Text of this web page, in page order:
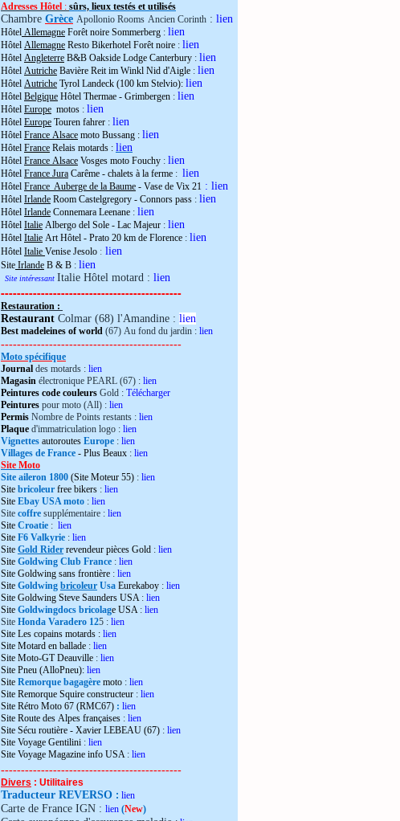
Adresses Hôtel : sûrs, lieux testés et utilisés
Chambre Grèce Apollonio Rooms Ancien Corinth : lien
Hôtel Allemagne Forêt noire Sommerberg : lien
Hôtel Allemagne Resto Bikerhotel Forêt noire : lien
Hôtel Angleterre B&B Oakside Lodge Canterbury : lien
Hôtel Autriche Bavière Reit im Winkl Nid d'Aigle : lien
Hôtel Autriche Tyrol Landeck (100 km Stelvio): lien
Hôtel Belgique Hôtel Thermae - Grimbergen : lien
Hôtel Europe motos : lien
Hôtel Europe Touren fahrer : lien
Hôtel France Alsace moto Bussang : lien
Hôtel France Relais motards : lien
Hôtel France Alsace Vosges moto Fouchy : lien
Hôtel France Jura Carême - chalets à la ferme : lien
Hôtel France Auberge de la Baume - Vase de Vix 21 : lien
Hôtel Irlande Room Castelgregory - Connors pass : lien
Hôtel Irlande Connemara Leenane : lien
Hôtel Italie Albergo del Sole - Lac Majeur : lien
Hôtel Italie Art Hôtel - Prato 20 km de Florence : lien
Hôtel Italie Venise Jesolo : lien
Site Irlande B & B : lien
Site intéressant Italie Hôtel motard : lien
---------------------------------------------
Restauration :
Restaurant Colmar (68) l'Amandine : lien
Best madeleines of world (67) Au fond du jardin : lien
---------------------------------------------
Moto spécifique
Journal des motards : lien
Magasin électronique PEARL (67) : lien
Peintures code couleurs Gold : Télécharger
Peintures pour moto (All) : lien
Permis Nombre de Points restants : lien
Plaque d'immatriculation logo : lien
Vignettes autoroutes Europe : lien
Villages de France - Plus Beaux : lien
Site Moto
Site aileron 1800 (Site Moteur 55) : lien
Site bricoleur free bikers : lien
Site Ebay USA moto : lien
Site coffre supplémentaire : lien
Site Croatie : lien
Site F6 Valkyrie : lien
Site Gold Rider revendeur pièces Gold : lien
Site Goldwing Club France : lien
Site Goldwing sans frontière : lien
Site Goldwing bricoleur Usa Eurekaboy : lien
Site Goldwing Steve Saunders USA : lien
Site Goldwingdocs bricolage USA : lien
Site Honda Varadero 125 : lien
Site Les copains motards : lien
Site Motard en ballade : lien
Site Moto-GT Deauville : lien
Site Pneu (AlloPneu): lien
Site Remorque bagagère moto : lien
Site Remorque Squire constructeur : lien
Site Rétro Moto 67 (RMC67) : lien
Site Route des Alpes françaises : lien
Site Sécu routière - Xavier LEBEAU (67) : lien
Site Voyage Gentilini : lien
Site Voyage Magazine info USA: lien
---------------------------------------------
Divers : Utilitaires
Traducteur REVERSO : lien
Carte de France IGN : lien (New)